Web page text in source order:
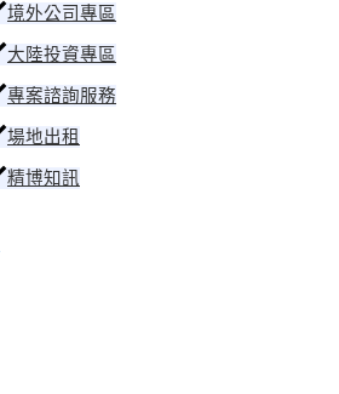
境外公司專區
大陸投資專區
專案諮詢服務
場地出租
精博知訊